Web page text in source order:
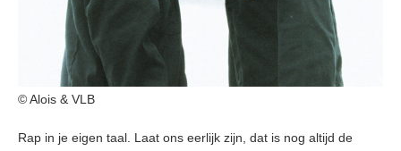
© Alois & VLB
Rap in je eigen taal. Laat ons eerlijk zijn, dat is nog altijd de